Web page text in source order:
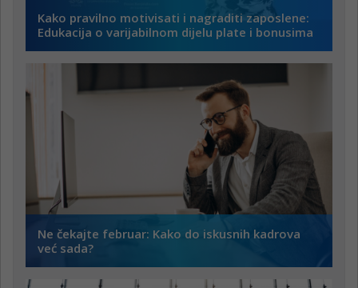
Kako pravilno motivisati i nagraditi zaposlene:
Edukacija o varijabilnom dijelu plate i bonusima
Ne čekajte februar: Kako do iskusnih kadrova
već sada?